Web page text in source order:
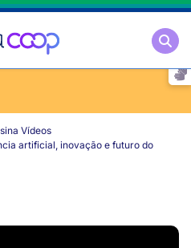
Vídeos
artificial, inovação e futuro do